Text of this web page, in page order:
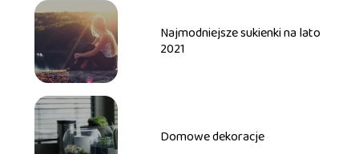
Najmodniejsze sukienki na lato
2021
Domowe dekoracje